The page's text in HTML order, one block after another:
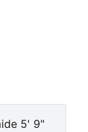
5' 9"